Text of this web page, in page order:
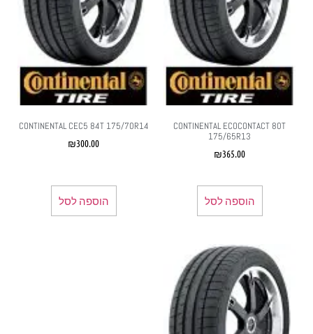
CONTINENTAL ECOCONTACT 80T
175/65R13
₪365.00
הוספה לסל
CONTINENTAL CEC5 84T 175/70R14
₪300.00
הוספה לסל